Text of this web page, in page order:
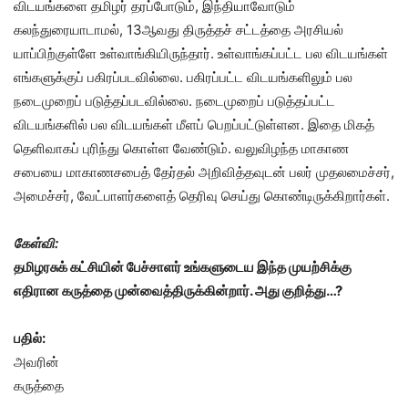
விடயங்களை தமிழர் தரப்போடும், இந்தியாவோடும்
கலந்துரையாடாமல், 13ஆவது திருத்தச் சட்டத்தை அரசியல்
யாப்பிற்குள்ளே உள்வாங்கியிருந்தார். உள்வாங்கப்பட்ட பல விடயங்கள்
எங்களுக்குப் பகிரப்படவில்லை. பகிரப்பட்ட விடயங்களிலும் பல
நடைமுறைப் படுத்தப்படவில்லை. நடைமுறைப் படுத்தப்பட்ட
விடயங்களில் பல விடயங்கள் மீளப் பெறப்பட்டுள்ளன. இதை மிகத்
தெளிவாகப் புரிந்து கொள்ள வேண்டும். வலுவிழந்த மாகாண
சபையை மாகாணசபைத் தேர்தல் அறிவித்தவுடன் பலர் முதலமைச்சர்,
அமைச்சர், வேட்பாளர்களைத் தெரிவு செய்து கொண்டிருக்கிறார்கள்.
கேள்வி:
தமிழரசுக் கட்சியின் பேச்சாளர் உங்களுடைய இந்த முயற்சிக்கு
எதிரான கருத்தை முன்வைத்திருக்கின்றார். அது குறித்து…?
பதில்:
அவரின்
கருத்தை